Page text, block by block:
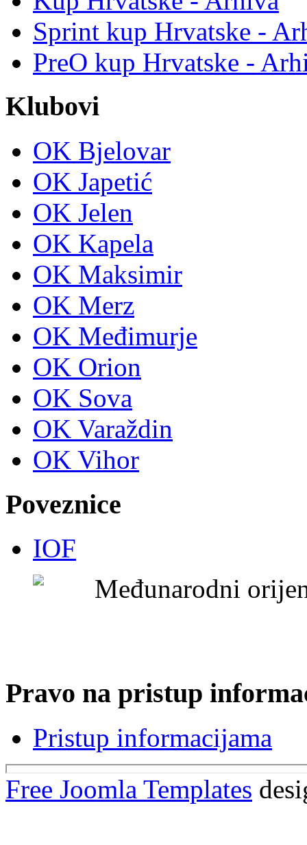
Sprint kup Hrvatske -
PreO kup Hrvatske -
Klubovi
OK Bjelovar
OK Japetić
OK Jelen
OK Kapela
OK Maksimir
OK Merz
OK Međimurje
OK Orion
OK Sova
OK Varaždin
OK Vihor
Poveznice
IOF
Međunarodni
Pravo na pristup
Pristup informacijama
Free Joomla Templates